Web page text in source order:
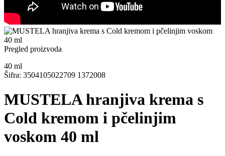
Pregled proizvoda
40 ml
Šifra: 3504105022709 1372008
MUSTELA hranjiva krema s
Cold kremom i pčelinjim
voskom 40 ml